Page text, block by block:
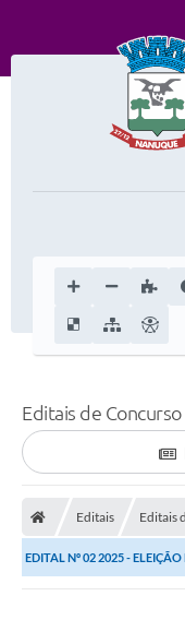
Editais de Concurso
Editais Editais
EDITAL Nº 02 2025 -